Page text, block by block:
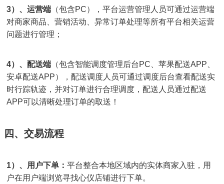
3）、运营端 （包含PC），平台运营管理人员可通过运营端
对商家商品、营销活动、异常订单处理等所有平台相关运营
问题进行管理；
4）、配送端 （包含智能调度管理后台PC、苹果配送APP、
安卓配送APP），配送调度人员可通过调度后台查看配送实
时行踪轨迹，并对订单进行合理调度，配送人员通过配送
APP可以清晰处理订单的取送！
四、交易流程
1）、 用户下单： 平台整合本地区域内的实体商家入驻，用
户在用户端浏览寻找心仪店铺进行下单。